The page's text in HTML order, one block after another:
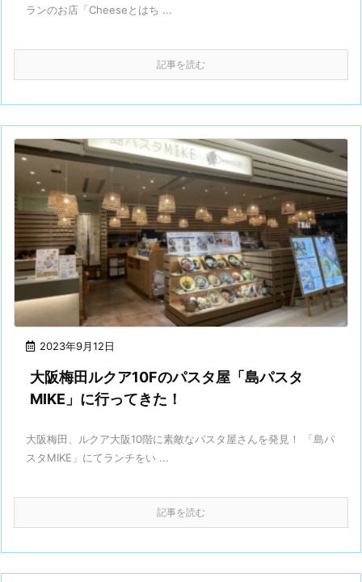
ランのお店「Cheeseとはち ...
記事を読む
2023年9月12日
大阪梅田ルクア10Fのパスタ屋「島パスタ
MIKE」に行ってきた！
大阪梅田、ルクア大阪10階に素敵なパスタ屋さんを発見！ 「島パ
スタMIKE」にてランチをい ...
記事を読む